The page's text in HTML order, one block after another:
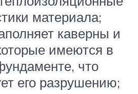
материала;
каверны и
имеются в
что
его разрушению;